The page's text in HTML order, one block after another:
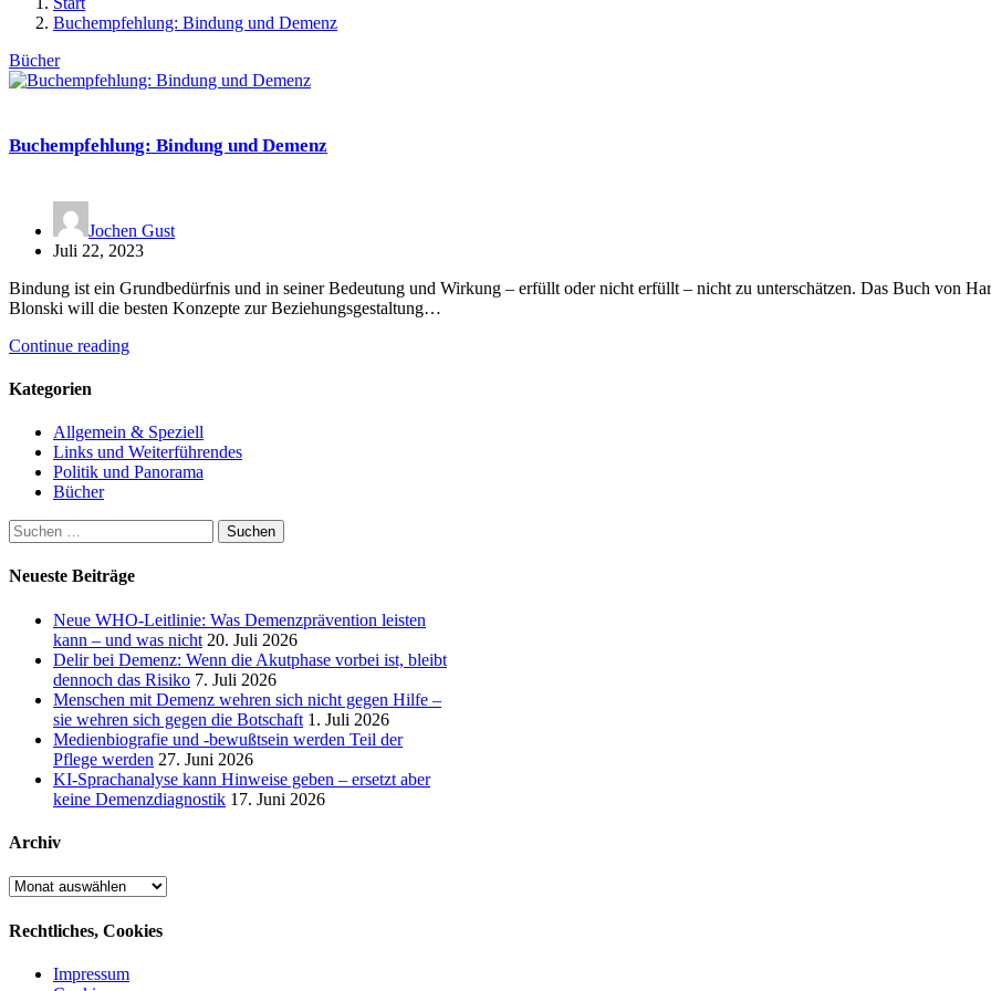
Buchempfehlung: Bindung und Demenz
Bücher
Buchempfehlung: Bindung und Demenz
Jochen Gust
Juli 22, 2023
Bindung ist ein Grundbedürfnis und in seiner Bedeutung und Wirkung – erfüllt oder nicht erfüllt – nicht zu unterschätzen. Das Buch von
Blonski will die besten Konzepte zur Beziehungsgestaltung…
Continue reading
Kategorien
Allgemein & Speziell
Links und Weiterführendes
Politik und Panorama
Bücher
Suchen
nach:
Neueste Beiträge
Neue WHO-Leitlinie: Was Demenzprävention leisten
kann – und was nicht 20. Juli 2026
Delir bei Demenz: Wenn die Akutphase vorbei ist, bleibt
dennoch das Risiko 7. Juli 2026
Menschen mit Demenz wehren sich nicht gegen Hilfe –
sie wehren sich gegen die Botschaft 1. Juli 2026
Medienbiografie und -bewußtsein werden Teil der
Pflege werden 27. Juni 2026
KI-Sprachanalyse kann Hinweise geben – ersetzt aber
keine Demenzdiagnostik 17. Juni 2026
Archiv
Archiv
Rechtliches, Cookies
Impressum